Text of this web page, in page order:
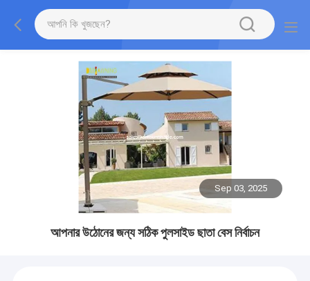
Sep 03, 2025
আপনার উঠোনের জন্য সঠিক পুলসাইড ছাতা বেস নির্বাচন